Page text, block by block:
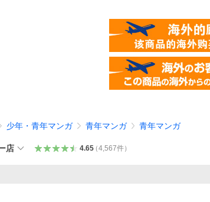
少年・青年マンガ 青年マンガ 青年マンガ
店 4.65（4,567件）